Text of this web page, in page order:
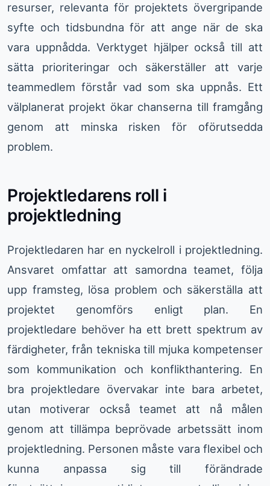
resurser, relevanta för projektets övergripande
syfte och tidsbundna för att ange när de ska
vara uppnådda. Verktyget hjälper också till att
sätta prioriteringar och säkerställer att varje
teammedlem förstår vad som ska uppnås. Ett
välplanerat projekt ökar chanserna till framgång
genom att minska risken för oförutsedda
problem.
Projektledarens roll i
projektledning
Projektledaren har en nyckelroll i projektledning.
Ansvaret omfattar att samordna teamet, följa
upp framsteg, lösa problem och säkerställa att
projektet genomförs enligt plan. En
projektledare behöver ha ett brett spektrum av
färdigheter, från tekniska till mjuka kompetenser
som kommunikation och konflikthantering. En
bra projektledare övervakar inte bara arbetet,
utan motiverar också teamet att nå målen
genom att tillämpa beprövade arbetssätt inom
projektledning. Personen måste vara flexibel och
kunna anpassa sig till förändrade